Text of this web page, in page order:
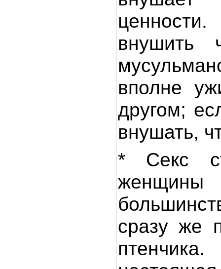
внушить
вполне
другом;
внушать,
* Секс
сразу же